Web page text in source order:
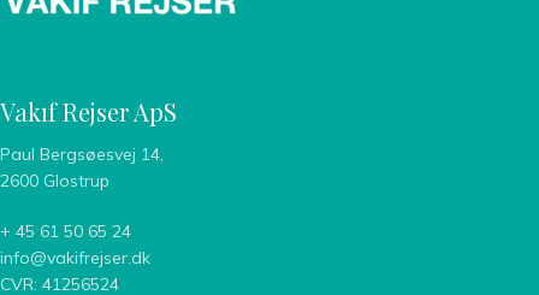
Vakıf Rejser ApS
Paul Bergsøesvej 14,
2600 Glostrup
+ 45 61 50 65 24
info@vakifrejser.dk
CVR: 41256524